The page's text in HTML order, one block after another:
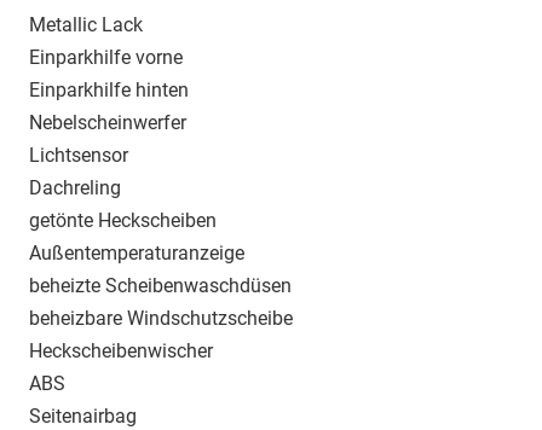
Metallic Lack
Einparkhilfe vorne
Einparkhilfe hinten
Nebelscheinwerfer
Lichtsensor
Dachreling
getönte Heckscheiben
Außentemperaturanzeige
beheizte Scheibenwaschdüsen
beheizbare Windschutzscheibe
Heckscheibenwischer
ABS
Seitenairbag